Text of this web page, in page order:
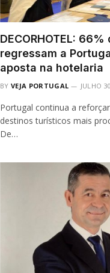
DECORHOTEL:
regressam a
aposta na hotelaria
BY VEJA PORTUGAL JULHO
Portugal continua a
destinos turísticos mais
De…